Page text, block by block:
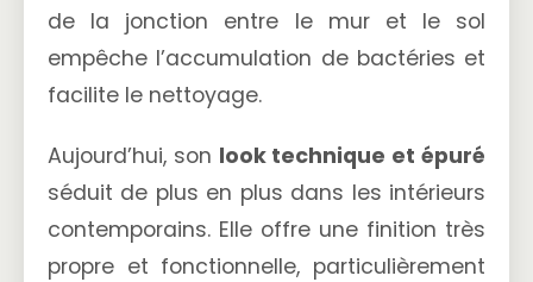
de la jonction entre le mur et le sol
empêche l’accumulation de bactéries et
facilite le nettoyage.
Aujourd’hui, son look technique et épuré
séduit de plus en plus dans les intérieurs
contemporains. Elle offre une finition très
propre et fonctionnelle, particulièrement